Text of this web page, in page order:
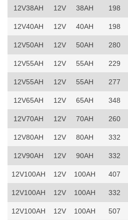
12V38AH 12V 38AH 198
12V40AH 12V 40AH 198
12V50AH 12V 50AH 280
12V55AH 12V 55AH 229
12V55AH 12V 55AH 277
12V65AH 12V 65AH 348
12V70AH 12V 70AH 260
12V80AH 12V 80AH 332
12V90AH 12V 90AH 332
12V100AH 12V 100AH 407
12V100AH 12V 100AH 332
12V100AH 12V 100AH 507